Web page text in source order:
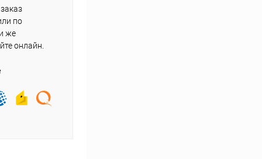
по
же
онлайн.